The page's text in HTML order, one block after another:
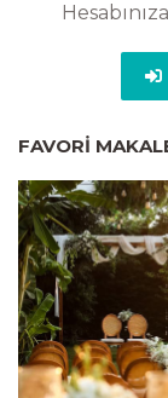
FAVORI